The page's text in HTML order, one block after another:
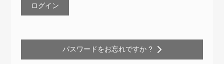
パスワードをお忘れですか ?